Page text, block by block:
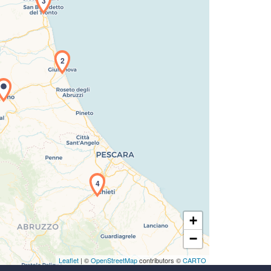
della carta in corso...
2
4
+
−
Leaflet | ©OpenStreetMapcontributors ©CARTO